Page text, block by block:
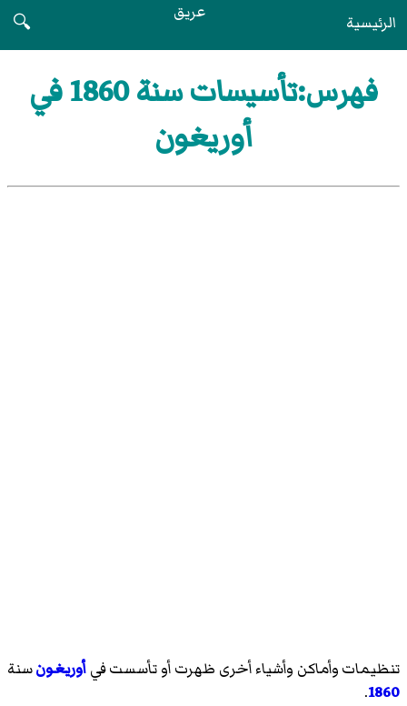
الرئيسية عريق
🔍
فهرس:تأسيسات سنة 1860 في
أوريغون
تنظيمات وأماكن وأشياء أخرى ظهرت أو تأسست فيأوريغونسنة
1860
.